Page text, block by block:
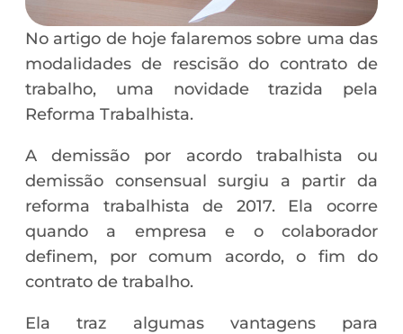
No artigo de hoje falaremos sobre uma das
modalidades de rescisão do contrato de
trabalho, uma novidade trazida pela
Reforma Trabalhista.
A demissão por acordo trabalhista ou
demissão consensual surgiu a partir da
reforma trabalhista de 2017. Ela ocorre
quando a empresa e o colaborador
definem, por comum acordo, o fim do
contrato de trabalho.
Ela traz algumas vantagens para